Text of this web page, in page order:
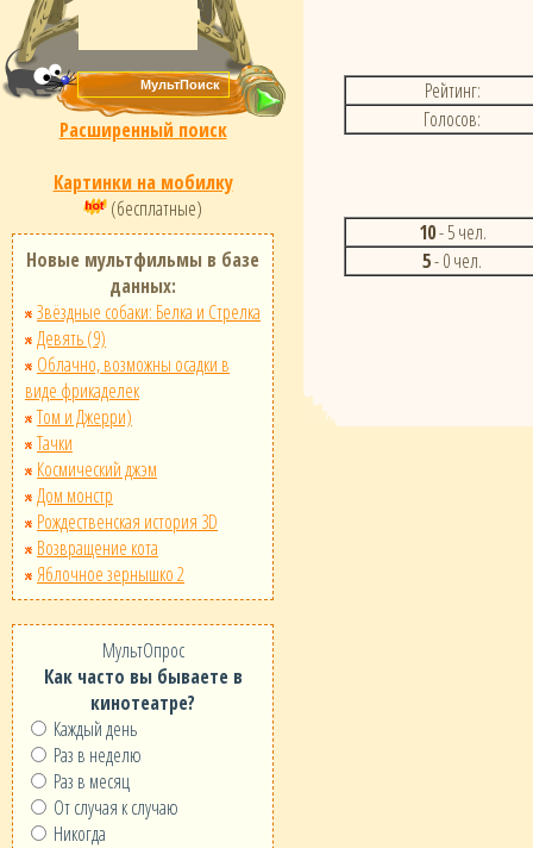
Расширенный поиск
Картинки на мобилку
(бесплатные)
Новые мультфильмы в базе
данных:
Звёздные собаки: Белка и Стрелка
Девять (9)
Облачно, возможны осадки в
виде фрикаделек
Том и Джерри)
Тачки
Космический джэм
Дом монстр
Рождественская история 3D
Возвращение кота
Яблочное зернышко 2
МультОпрос
Как часто вы бываете в
кинотеатре?
Каждый день
Раз в неделю
Раз в месяц
От случая к случаю
Никогда
Рейтинг:
Голосов:
10- 5 чел.
5- 0 чел.